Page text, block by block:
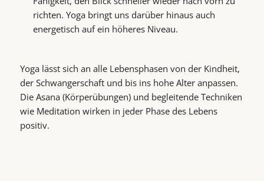
richten. Yoga bringt uns darüber hinaus auch
energetisch auf ein höheres Niveau.
Yoga lässt sich an alle Lebensphasen von der Kindheit,
der Schwangerschaft und bis ins hohe Alter anpassen.
Die Asana (Körperübungen) und begleitende Techniken
wie Meditation wirken in jeder Phase des Lebens
positiv.